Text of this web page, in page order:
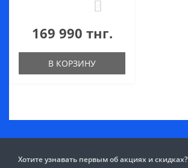
169 990 тнг.
В КОРЗИНУ
Хотите узнавать первым об акциях и скидках?